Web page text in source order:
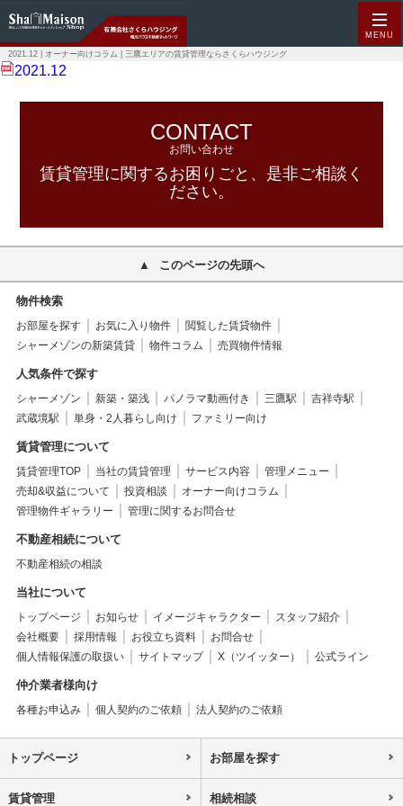
MENU
2021.12 | オーナー向けコラム | 三鷹エリアの賃貸管理ならさくらハウジング
2021.12
CONTACT
お問い合わせ
賃貸管理に関するお困りごと、是非ご相談く
ださい。
このページの先頭へ
物件検索
お部屋を探す お気に入り物件
閲覧した賃貸物件
シャーメゾンの新築賃貸
物件コラム 売買物件情報
人気条件で探す
シャーメゾン 新築・築浅 パノラマ動画付き 三鷹駅
吉祥寺駅
武蔵境駅
単身・2人暮らし向け ファミリー向け
賃貸管理について
賃貸管理TOP 当社の賃貸管理 サービス内容
管理メニュー
売却&収益について
投資相談
オーナー向けコラム
管理物件ギャラリー
管理に関するお問合せ
不動産相続について
不動産相続の相談
当社について
トップページ お知らせ イメージキャラクター
スタッフ紹介
会社概要
採用情報 お役立ち資料
お問合せ
個人情報保護の取扱い
サイトマップ X（ツイッター） 公式ライン
仲介業者様向け
各種お申込み 個人契約のご依頼 法人契約のご依頼
トップページ お部屋を探す
賃貸管理 相続相談